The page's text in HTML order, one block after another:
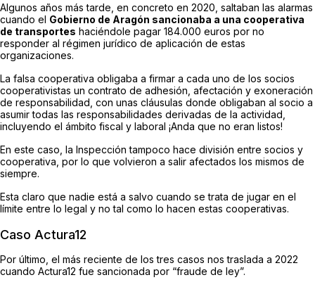
Algunos años más tarde, en concreto en 2020, saltaban las alarmas
cuando el Gobierno de Aragón sancionaba a una cooperativa
de transportes haciéndole pagar 184.000 euros por no
responder al régimen jurídico de aplicación de estas
organizaciones.
La falsa cooperativa obligaba a firmar a cada uno de los socios
cooperativistas un contrato de adhesión, afectación y exoneración
de responsabilidad, con unas cláusulas donde obligaban al socio a
asumir todas las responsabilidades derivadas de la actividad,
incluyendo el ámbito fiscal y laboral ¡Anda que no eran listos!
En este caso, la Inspección tampoco hace división entre socios y
cooperativa, por lo que volvieron a salir afectados los mismos de
siempre.
Esta claro que nadie está a salvo cuando se trata de jugar en el
límite entre lo legal y no tal como lo hacen estas cooperativas.
Caso Actura12
Por último, el más reciente de los tres casos nos traslada a 2022
cuando Actura12 fue sancionada por “fraude de ley”.